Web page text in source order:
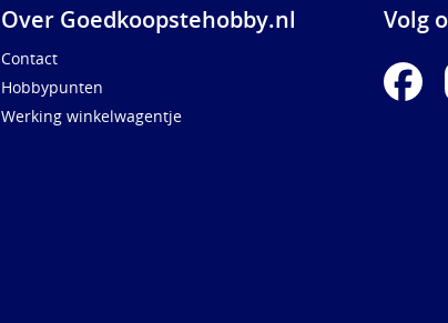
Over Goedkoopstehobby.nl
Contact
Hobbypunten
Werking winkelwagentje
Volg